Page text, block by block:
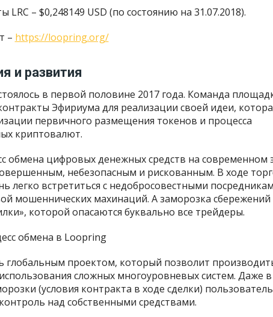
LRC – $0,248149 USD (по состоянию на 31.07.2018).
– https://loopring.org/
и развития
в первой половине 2017 года. Команда
Эфириума для реализации своей идеи,
первичного размещения токенов и процесса
криптовалют.
обмена цифровых денежных средств на современном
небезопасным и рискованным. В ходе
легко встретиться с недобросовестными
мошеннических махинаций. А заморозка сбережений
которой опасаются буквально все трейдеры.
глобальным проектом, который позволит
сложных многоуровневых систем. Даже в
(условия контракта в ходе сделки) пользователь
над собственными средствами.